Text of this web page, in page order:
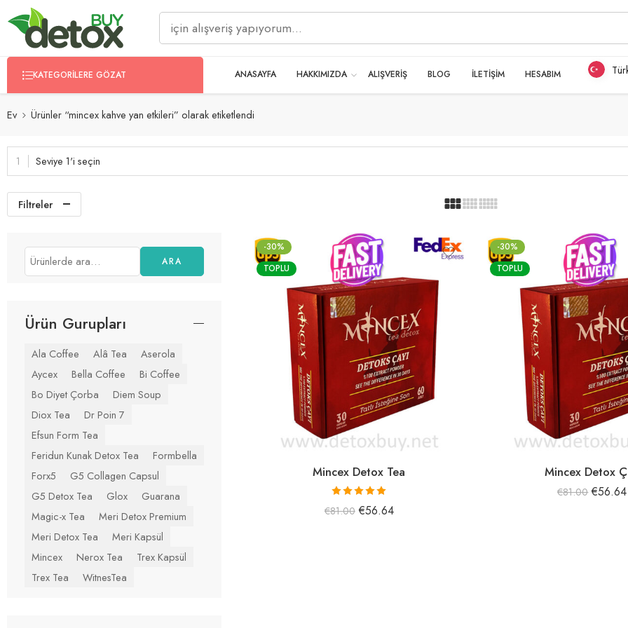
KATEGORILERE GÖZAT ANASAYFA HAKKIMIZDA ALIŞVERİŞ BLOG İLETİŞİM HESABIM
Ev Ürünler “mincex kahve yan etkileri” olarak etiketlendi
Seviye 1'i seçin
Filtreler
-30%
TOPLU
Mincex Detox Tea
5 üzerinden
€81.00 €56.64
-30%
TOPLU
Mincex Detox
€81.00 €56.64
ARA
Ürün Gurupları
Ala Coffee Alâ Tea
Aserola
Aycex
Bella Coffee
Bi Coffee
Bo Diyet Çorba
Diem Soup
Diox Tea
Dr Poin 7
Efsun Form Tea
Feridun Kunak Detox Tea
Formbella
Forx5
G5 Collagen Capsul
G5 Detox Tea
Glox
Guarana
Magic-x Tea
Meri Detox Premium
Meri Detox Tea
Meri Kapsül
Mincex
Nerox Tea
Trex Kapsül
Trex Tea
WitnesTea